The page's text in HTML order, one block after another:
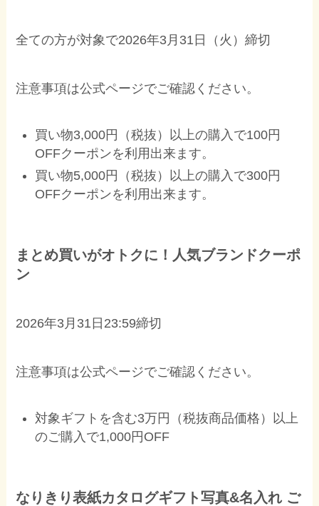
全ての方が対象で2026年3月31日（火）締切
注意事項は公式ページでご確認ください。
買い物3,000円（税抜）以上の購入で100円
OFFクーポンを利用出来ます。
買い物5,000円（税抜）以上の購入で300円
OFFクーポンを利用出来ます。
まとめ買いがオトクに！人気ブランドクーポ
ン
2026年3月31日23:59締切
注意事項は公式ページでご確認ください。
対象ギフトを含む3万円（税抜商品価格）以上
のご購入で1,000円OFF
なりきり表紙カタログギフト写真&名入れ ご